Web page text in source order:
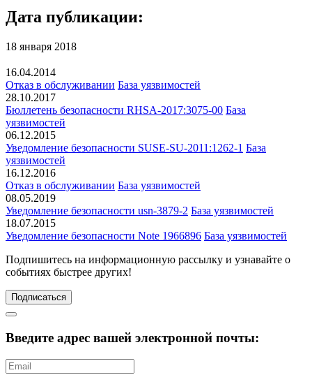
Дата публикации:
18 января 2018
16.04.2014
Отказ в обслуживании База уязвимостей
28.10.2017
Бюллетень безопасности RHSA-2017:3075-00 База
уязвимостей
06.12.2015
Уведомление безопасности SUSE-SU-2011:1262-1 База
уязвимостей
16.12.2016
Отказ в обслуживании База уязвимостей
08.05.2019
Уведомление безопасности usn-3879-2 База уязвимостей
18.07.2015
Уведомление безопасности Note 1966896 База уязвимостей
Подпишитесь на информационную рассылку и узнавайте о
событиях быстрее других!
Подписаться
Введите адрес вашей электронной почты: